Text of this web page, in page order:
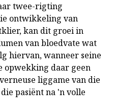
twee-rigting
ontwikkeling van
kan dit groei in
van bloedvate wat
hiervan, wanneer seine
opwekking daar geen
liggame van die
pasiënt na 'n volle